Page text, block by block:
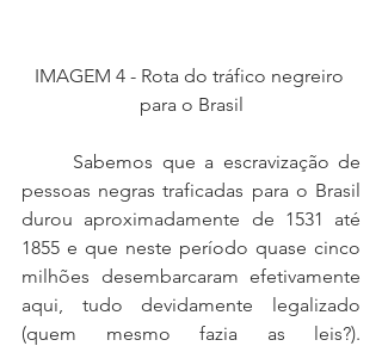
IMAGEM 4 - Rota do tráfico negreiro
para o Brasil
pessoas negras traficadas para o Brasil
durou aproximadamente de 1531 até
1855 e que neste período quase cinco
milhões desembarcaram efetivamente
aqui, tudo devidamente legalizado
(quem mesmo fazia as leis?).